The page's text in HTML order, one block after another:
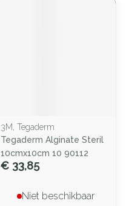
3M, Tegaderm
Tegaderm Alginate Steril
10cmx10cm 10 90112
€ 33,85
Niet beschikbaar